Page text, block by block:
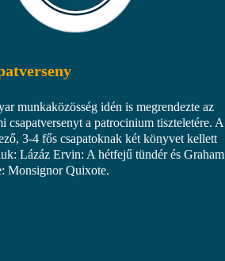
munkaközösség idén is megrendezte az
csapatversenyt a patrocinium tiszteletére. A
3-4 fős csapatoknak két könyvet kellett
Lázáz Ervin: A hétfejű tündér és Graham
Monsignor Quixote.